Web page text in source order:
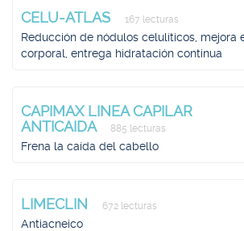
CELU-ATLAS 167 lecturas
Reducción de nódulos celulíticos, mejora
corporal, entrega hidratación continua
CAPIMAX LINEA CAPILAR
ANTICAIDA
885 lecturas
Frena la caída del cabello
LIMECLIN 672 lecturas
Antiacneico